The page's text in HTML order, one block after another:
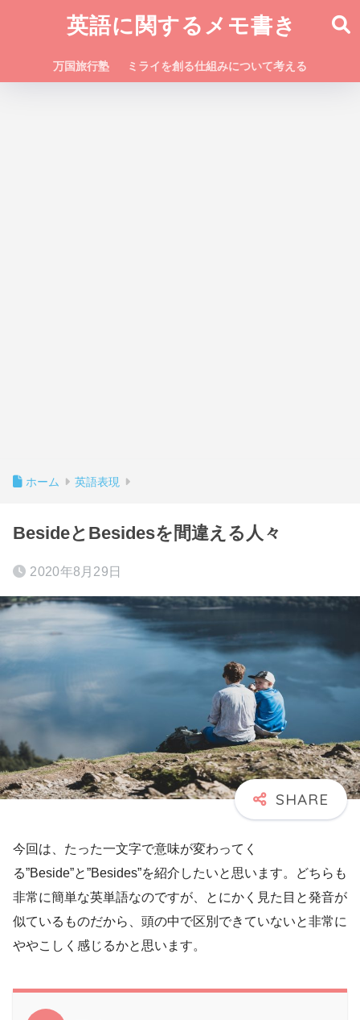
英語に関するメモ書き
万国旅行塾 ミライを創る仕組みについて考える
ホーム 英語表現
BesideとBesidesを間違える人々
2020年8月29日
今回は、たった一文字で意味が変わってく
る”Beside”と”Besides”を紹介したいと思います。どちらも
非常に簡単な英単語なのですが、とにかく見た目と発音が
似ているものだから、頭の中で区別できていないと非常に
ややこしく感じるかと思います。